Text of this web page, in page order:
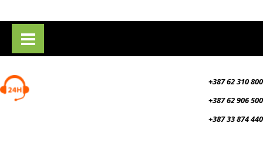
+387 62 310 800
+387 62 906 500
+387 33 874 440